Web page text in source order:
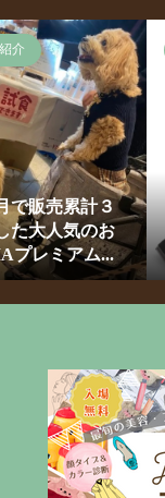
介
で販売累計３
た大人気のお
プレミアム...